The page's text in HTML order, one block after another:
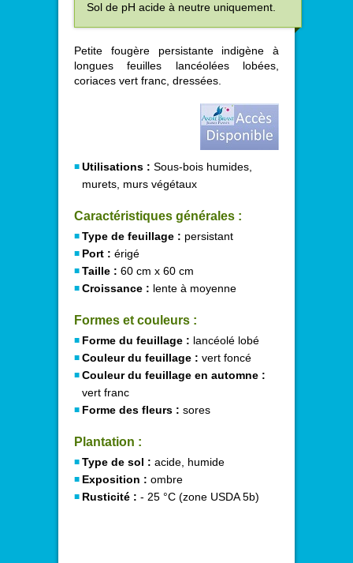
Sol de pH acide à neutre uniquement.
Petite fougère persistante indigène à
longues feuilles lancéolées lobées,
coriaces vert franc, dressées.
Utilisations : Sous-bois humides,
murets, murs végétaux
Caractéristiques générales :
Type de feuillage : persistant
Port : érigé
Taille : 60 cm x 60 cm
Croissance : lente à moyenne
Formes et couleurs :
Forme du feuillage : lancéolé lobé
Couleur du feuillage : vert foncé
Couleur du feuillage en automne :
vert franc
Forme des fleurs : sores
Plantation :
Type de sol : acide, humide
Exposition : ombre
Rusticité : - 25 °C (zone USDA 5b)